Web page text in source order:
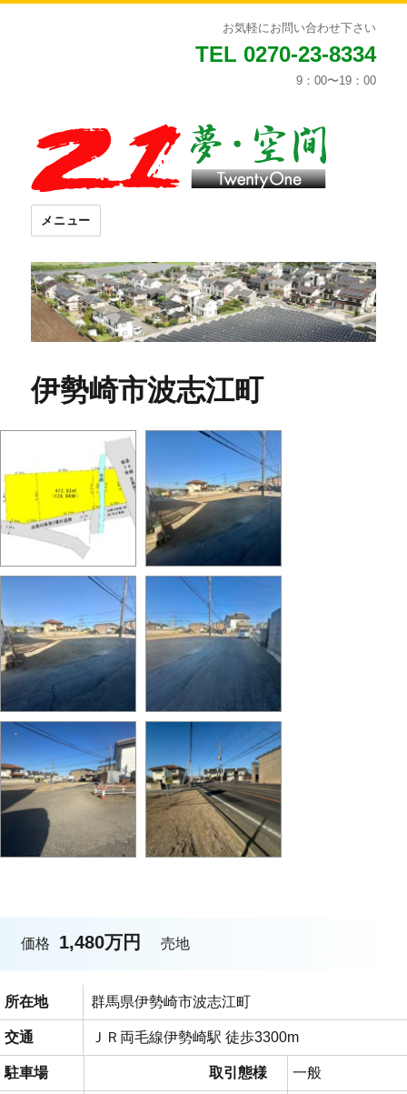
お気軽にお問い合わせ下さい
TEL 0270-23-8334
9：00〜19：00
メニュー
伊勢崎市波志江町
価格 1,480万円 売地
所在地 群馬県伊勢崎市波志江町
交通 ＪＲ両毛線伊勢崎駅 徒歩3300m
駐車場 取引態様 一般